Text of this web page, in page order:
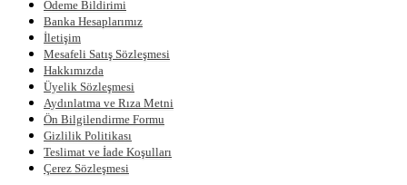
Ödeme Bildirimi
Banka Hesaplarımız
İletişim
Mesafeli Satış Sözleşmesi
Hakkımızda
Üyelik Sözleşmesi
Aydınlatma ve Rıza Metni
Ön Bilgilendirme Formu
Gizlilik Politikası
Teslimat ve İade Koşulları
Çerez Sözleşmesi